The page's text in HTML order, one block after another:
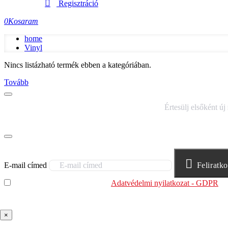
Regisztráció
0Kosaram
home
Vinyl
Nincs listázható termék ebben a kategóriában.
Tovább
Értesülj elsőként
E-mail címed
Adatvédelmi nyilatkozat - GDPR
×